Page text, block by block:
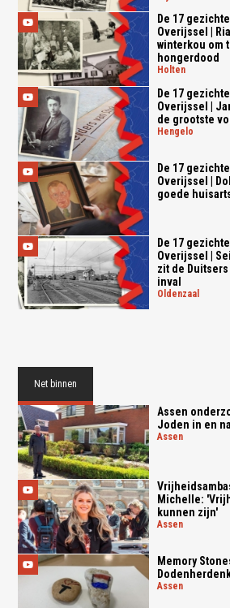
De 17
Overijssel |
winterkou om
hongerdood
holten
De 17
Overijssel |
de grootste
hengelo
De 17
Overijssel |
goede
De 17
Overijssel |
zit de
inval
oldenzaal
Net binnen
Assen
Joden in en na
assen
Michelle:
kunnen zijn'
assen
Memory
assen